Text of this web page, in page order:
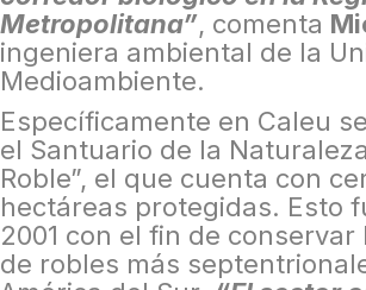
Metropolitana”, comenta
ingeniera ambiental de la
Medioambiente.
Específicamente en Caleu
el Santuario de la
Roble”, el que cuenta con
hectáreas protegidas. Esto
2001 con el fin de conservar
de robles más